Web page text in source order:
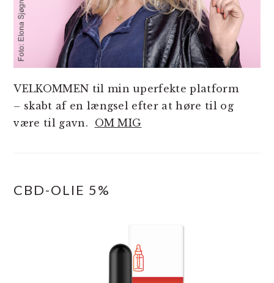
VELKOMMEN til min uperfekte platform
– skabt af en længsel efter at høre til og
være til gavn. OM MIG
CBD-OLIE 5%